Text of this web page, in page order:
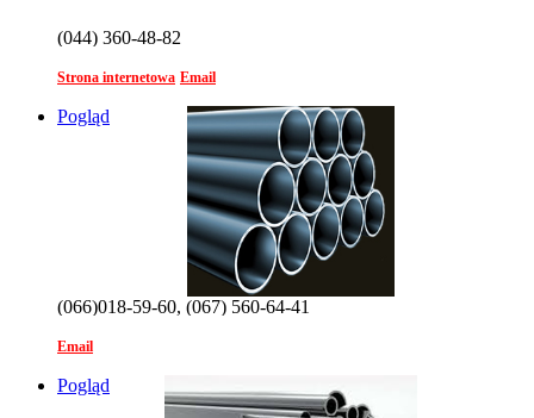
(044) 360-48-82
Strona internetowa Email
Pogląd
(066)018-59-60, (067) 560-64-41
Email
Pogląd